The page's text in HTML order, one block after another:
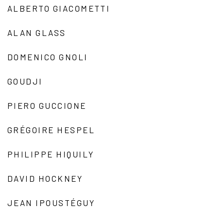
ALBERTO GIACOMETTI
ALAN GLASS
DOMENICO GNOLI
GOUDJI
PIERO GUCCIONE
GRÉGOIRE HESPEL
PHILIPPE HIQUILY
DAVID HOCKNEY
JEAN IPOUSTÉGUY